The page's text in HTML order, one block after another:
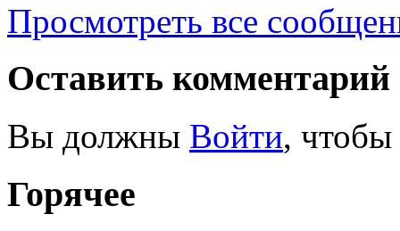
Просмотреть все
Оставить комментарий
Вы должны Войти, чтобы
Горячее